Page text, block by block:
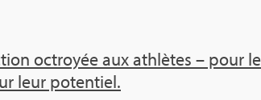
octroyée aux ath­lètes – pour
leur poten­tiel.